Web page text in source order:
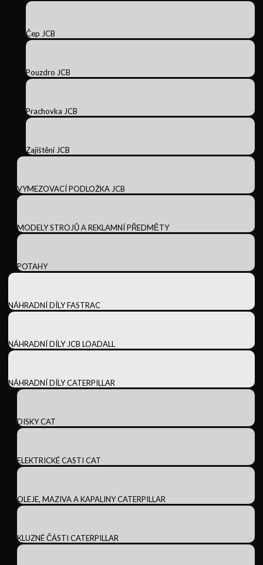
Čep JCB
Pouzdro JCB
Prachovka JCB
Zajištění JCB
VYMEZOVACÍ PODLOŽKA JCB
MODELY STROJŮ A REKLAMNÍ PŘEDMĚTY
POTAHY
NÁHRADNÍ DÍLY FASTRAC
NÁHRADNÍ DÍLY JCB LOADALL
NÁHRADNÍ DÍLY CATERPILLAR
DISKY CAT
ELEKTRICKÉ CASTI CAT
OLEJE, MAZIVA A KAPALINY CATERPILLAR
KLUZNÉ ČÁSTI CATERPILLAR